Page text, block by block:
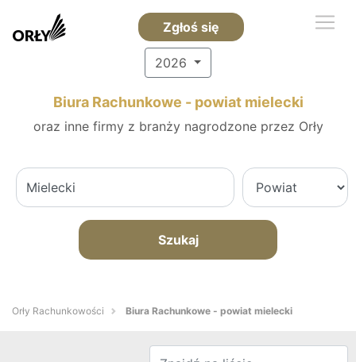
Zgłoś się
2026
Biura Rachunkowe - powiat mielecki
oraz inne firmy z branży nagrodzone przez Orły
Szukaj
Orły Rachunkowości Biura Rachunkowe - powiat mielecki